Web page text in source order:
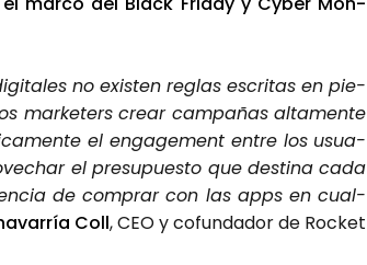
no exis­ten reglas escri­tas en pie­
mar­ke­ters crear cam­pa­ñas alta­men­te
el enga­ge­ment entre los usua­
el pre­su­pues­to que des­ti­na cada
de com­prar con las apps en cual­
Coll, CEO y cofun­da­dor de Roc­ket